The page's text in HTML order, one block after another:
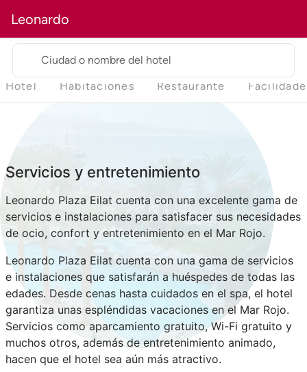
Leonardo
Ciudad o nombre del hotel
Hotel Habitaciones Restaurante
Servicios y entretenimiento
Leonardo Plaza Eilat cuenta con una excelente gama de
servicios e instalaciones para satisfacer sus necesidades
de ocio, confort y entretenimiento en el Mar Rojo.
Leonardo Plaza Eilat cuenta con una gama de servicios
e instalaciones que satisfarán a huéspedes de todas las
edades. Desde cenas hasta cuidados en el spa, el hotel
garantiza unas espléndidas vacaciones en el Mar Rojo.
Servicios como aparcamiento gratuito, Wi-Fi gratuito y
muchos otros, además de entretenimiento animado,
hacen que el hotel sea aún más atractivo.